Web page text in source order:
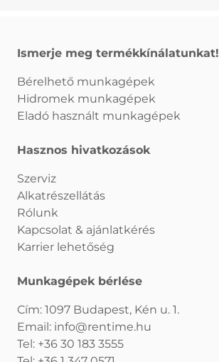
Ismerje meg termékkínálatunkat!
Bérelhető munkagépek
Hidromek munkagépek
Eladó használt munkagépek
Hasznos hivatkozások
Szerviz
Alkatrészellátás
Rólunk
Kapcsolat & ajánlatkérés
Karrier lehetőség
Munkagépek bérlése
Cím: 1097 Budapest, Kén u. 1.
Email: info@rentime.hu
Tel: +36 30 183 3555